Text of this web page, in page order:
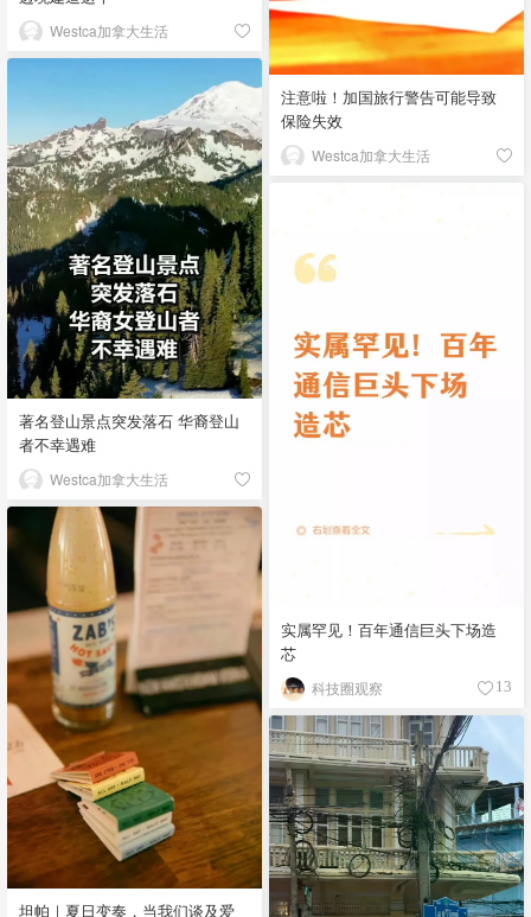
Westca加拿大生活
注意啦！加国旅行警告可能导致
保险失效
Westca加拿大生活
著名登山景点突发落石 华裔登山
者不幸遇难
Westca加拿大生活
实属罕见！百年通信巨头下场造
芯
科技圈观察 13
坦帕｜夏日变奏，当我们谈及爱